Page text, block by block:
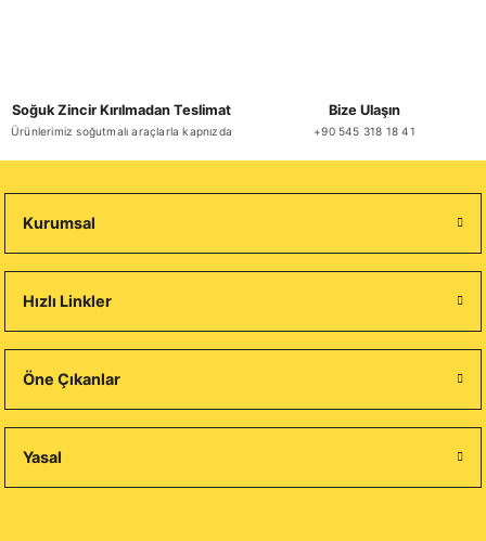
Soğuk Zincir Kırılmadan Teslimat
Ürünlerimiz soğutmalı araçlarla kapnızda
Bize Ulaşın
+90 545 318 18 41
Kurumsal
Hızlı Linkler
Öne Çıkanlar
Yasal